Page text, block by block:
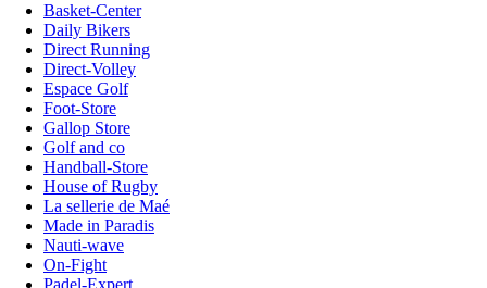
Basket-Center
Daily Bikers
Direct Running
Direct-Volley
Espace Golf
Foot-Store
Gallop Store
Golf and co
Handball-Store
House of Rugby
La sellerie de Maé
Made in Paradis
Nauti-wave
On-Fight